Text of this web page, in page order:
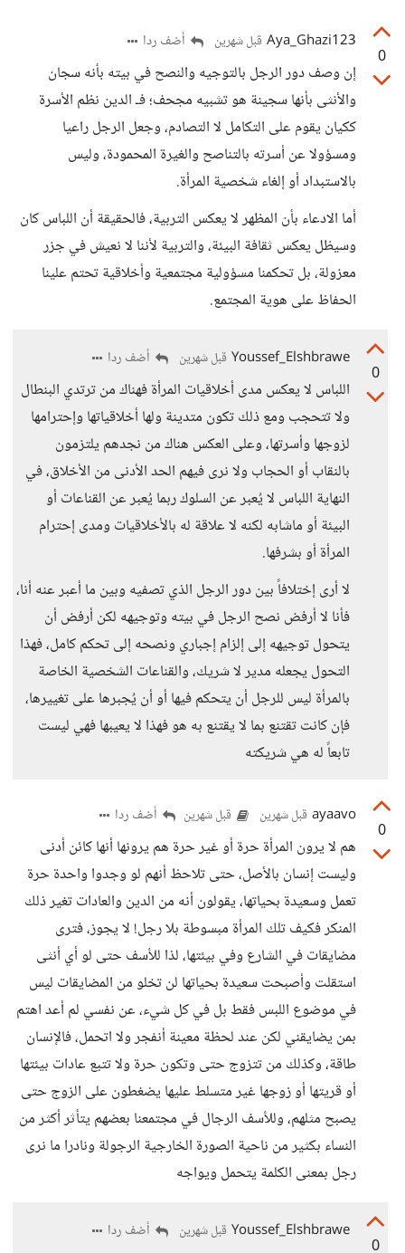
0
Aya_Ghazi123 قبل شهرين أضف ردا
إن وصف دور الرجل بالتوجيه والنصح في بيته بأنه سجان
والأنثى بأنها سجينة هو تشبيه مجحف؛ فـ الدين نظم الأسرة
ككيان يقوم على التكامل لا التصادم، وجعل الرجل راعيا
ومسؤولا عن أسرته بالتناصح والغيرة المحمودة، وليس
بالاستبداد أو إلغاء شخصية المرأة.
أما الادعاء بأن المظهر لا يعكس التربية، فالحقيقة أن اللباس كان
وسيظل يعكس ثقافة البيئة، والتربية لأننا لا نعيش في جزر
معزولة، بل تحكمنا مسؤولية مجتمعية وأخلاقية تحتم علينا
الحفاظ على هوية المجتمع.
0
Youssef_Elshbrawe قبل شهرين أضف ردا
اللباس لا يعكس مدى أخلاقيات المرأة فهناك من ترتدي البنطال
ولا تتحجب ومع ذلك تكون متدينة ولها أخلاقياتها وإحترامها
لزوجها وأسرتها، وعلى العكس هناك من نجدهم يلتزمون
بالنقاب أو الحجاب ولا نرى فيهم الحد الأدنى من الأخلاق، في
النهاية اللباس لا يُعبر عن السلوك ربما يُعبر عن القناعات أو
البيئة أو ماشابه لكنه لا علاقة له بالأخلاقيات ومدى إحترام
المرأة أو بشرفها.
لا أرى إختلافاً بين دور الرجل الذي تصفيه وبين ما أعبر عنه أنا،
فأنا لا أرفض نصح الرجل في بيته وتوجيهه لكن أرفض أن
يتحول توجيهه إلى إلزام إجباري ونصحه إلى تحكم كامل، فهذا
التحول يجعله مدير لا شريك، والقناعات الشخصية الخاصة
بالمرأة ليس للرجل أن يتحكم فيها أو أن يُجبرها على تغييرها،
فإن كانت تقتنع بما لا يقتنع به هو فهذا لا يعيبها فهي ليست
تابعاً له هي شريكته
0
ayaavo قبل شهرين قبل شهرين أضف ردا
هم لا يرون المرأة حرة أو غير حرة هم يرونها أنها كائن أدنى
وليست إنسان بالأصل، حتى تلاحظ أنهم لو وجدوا واحدة حرة
تعمل وسعيدة بحياتها، يقولون أنه من الدين والعادات تغير ذلك
المنكر فكيف تلك المرأة مبسوطة بلا رجل! لا يجوز، فترى
مضايقات في الشارع وفي بيئتها، لذا للأسف حتى لو أي أنثى
استقلت وأصبحت سعيدة بحياتها لن تخلو من المضايقات ليس
في موضوع اللبس فقط بل في كل شيء، عن نفسي لم أعد اهتم
بمن يضايقني لكن عند لحظة معينة أنفجر ولا اتحمل، فالإنسان
طاقة، وكذلك من تتزوج حتى وتكون حرة ولا تتبع عادات بيئتها
أو قريتها أو زوجها غير متسلط عليها يضغطون على الزوج حتى
يصبح مثلهم، وللأسف الرجال في مجتمعنا بعضهم يتأثر أكثر من
النساء بكثير من ناحية الصورة الخارجية الرجولة ونادرا ما نرى
رجل بمعنى الكلمة يتحمل ويواجه
0
Youssef_Elshbrawe قبل شهرين أضف ردا